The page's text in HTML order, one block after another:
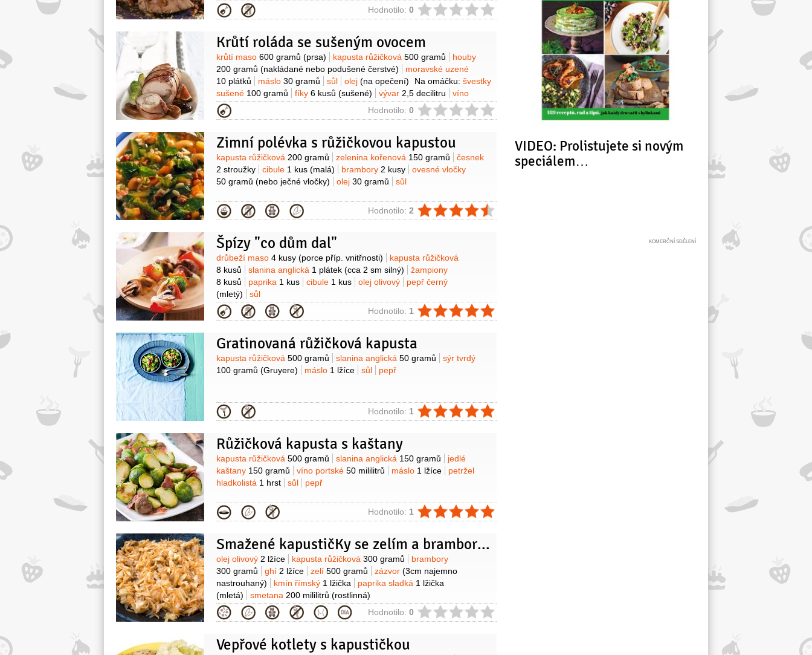
Kategorie Hodnotilo: 0
Krůtí roláda se sušeným ovocem
Suroviny
krůtí maso 600 gramů (prsa) kapusta růžičková 500 gramů
houby
200 gramů (nakládané nebo podušené čerstvé)
moravské uzené
10 plátků
máslo 30 gramů sůl olej (na opečení) Na omáčku: švestky
sušené 100 gramů fíky 6 kusů (sušené) vývar 2,5 decilitru
víno
červené
2 lžíce olej2 lžíce perník 1 lžíce
(strouhaný)
sůl
Kategorie Hodnotilo: 0
Zimní polévka s růžičkovou kapustou
Suroviny
kapusta růžičková 200 gramů zelenina kořenová 150 gramů
česnek
2 stroužky
cibule 1 kus (malá) brambory 2 kusy
ovesné vločky
50 gramů (nebo ječné vločky) olej 30 gramů sůl
Kategorie Hodnotilo: 2
Špízy "co dům dal"
Suroviny
drůbeží maso 4 kusy (porce příp. vnitřnosti)
kapusta růžičková
8 kusů
slanina anglická 1 plátek (cca 2 sm silný)
žampiony
8 kusů
paprika 1 kus cibule 1 kus olej olivový
pepř černý
(mletý)
sůl
Kategorie Hodnotilo: 1
Gratinovaná růžičková kapusta
Suroviny
kapusta růžičková 500 gramů slanina anglická 50 gramů
sýr tvrdý
100 gramů (Gruyere) máslo 1 lžíce sůl pepř
Kategorie Hodnotilo: 1
Růžičková kapusta s kaštany
Suroviny
kapusta růžičková 500 gramů slanina anglická 150 gramů
jedlé
kaštany 150 gramů víno portské 50 mililitrů máslo 1 lžíce
petržel
hladkolistá 1 hrst sůl pepř
Kategorie Hodnotilo: 1
Smažené kapustičKy se zelím a bramborami
Suroviny
olej olivový 2 lžíce kapusta růžičková 300 gramů
brambory
300 gramů
ghí 2 lžíce zelí 500 gramů zázvor (3cm najemno
nastrouhaný)
kmín římský 1 lžička paprika sladká 1 lžička
(mletá)
smetana 200 mililitrů (rostlinná)
Kategorie Hodnotilo: 0
Vepřové kotlety s kapustičkou
VIDEO: Prolistujete si novým
speciálem…